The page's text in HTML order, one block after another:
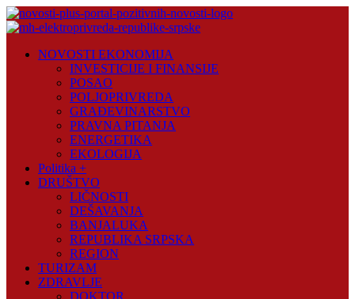
Skip
to
Plus
NOVOSTI EKONOMIJA
INVESTICIJE I FINANSIJE
POSAO
POLJOPRIVREDA
GRAĐEVINARSTVO
PRAVNA PITANJA
ENERGETIKA
EKOLOGIJA
Politika +
DRUŠTVO
LIČNOSTI
DEŠAVANJA
BANJALUKA
REPUBLIKA SRPSKA
REGION
TURIZAM
ZDRAVLJE
DOKTOR